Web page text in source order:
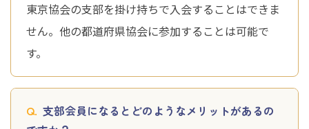
東京協会の支部を掛け持ちで入会することはできま
せん。他の都道府県協会に参加することは可能で
す。
支部会員になるとどのようなメリットがあるの